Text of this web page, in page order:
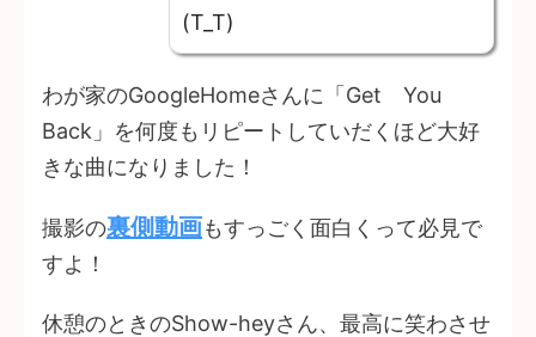
(T_T)
わが家のGoogleHomeさんに「Get You
Back」を何度もリピートしていだくほど大好
きな曲になりました！
撮影の裏側動画もすっごく面白くって必見で
すよ！
休憩のときのShow-heyさん、最高に笑わさせ